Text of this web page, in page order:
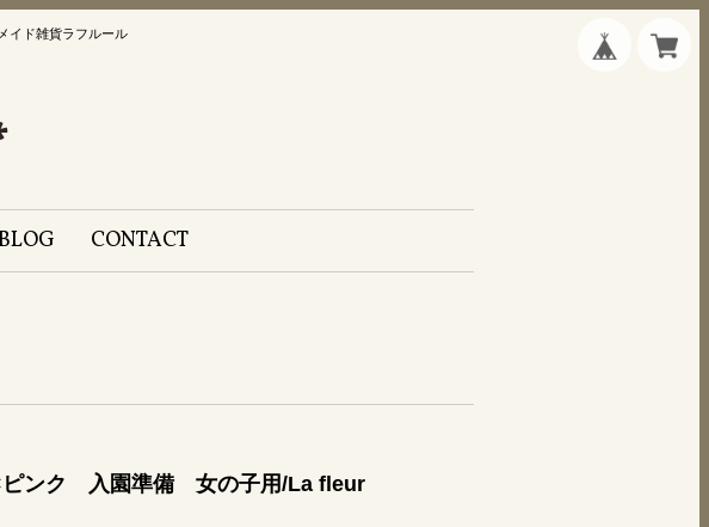
イド雑貨ラフルール
CONTACT
×ピンク 入園準備 女の子用/La fleur